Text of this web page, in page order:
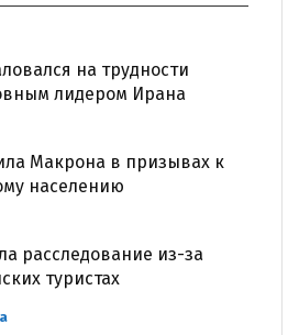
на трудности
лидером Ирана
Макрона в призывах к
населению
расследование из-за
туристах